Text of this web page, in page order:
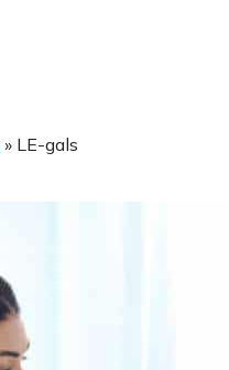
» LE-gals